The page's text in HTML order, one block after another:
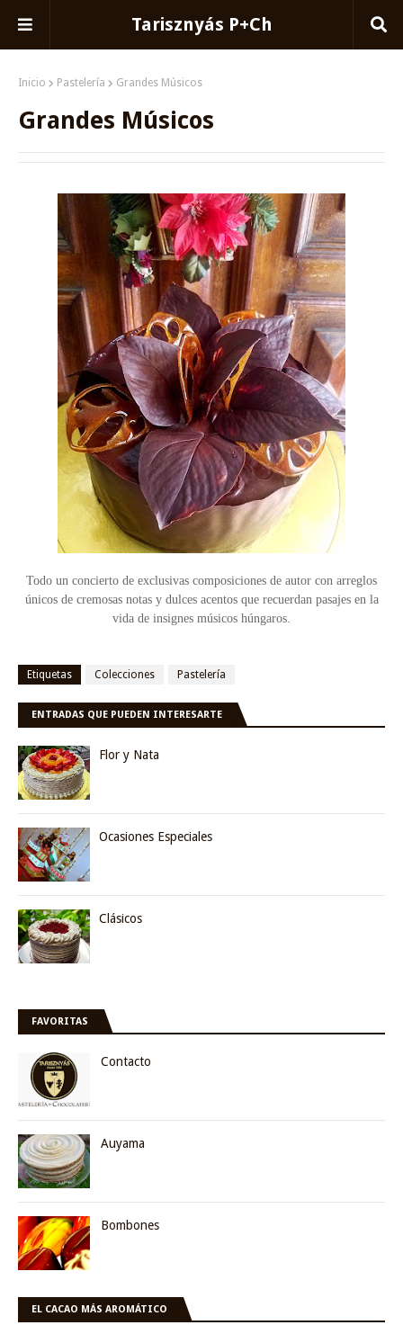
Tarisznyás P+Ch
Inicio Pastelería Grandes Músicos
Grandes Músicos
Todo un concierto de exclusivas composiciones de autor con arreglos
únicos de cremosas notas y dulces acentos que recuerdan pasajes en la
vida de insignes músicos húngaros.
Etiquetas Colecciones Pastelería
ENTRADAS QUE PUEDEN INTERESARTE
Flor y Nata
Ocasiones Especiales
Clásicos
FAVORITAS
Contacto
Auyama
Bombones
EL CACAO MÁS AROMÁTICO